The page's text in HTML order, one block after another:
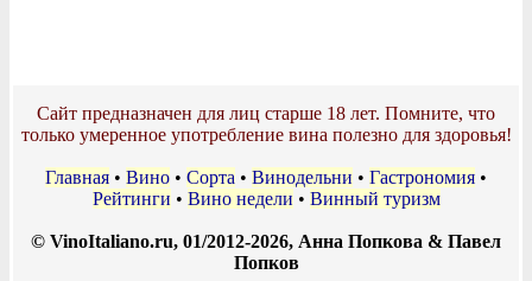
Сайт предназначен для лиц старше 18 лет. Помните, что
только умеренное употребление вина полезно для здоровья!
Главная • Вино • Сорта • Винодельни • Гастрономия •
Рейтинги • Вино недели • Винный туризм
© VinoItaliano.ru, 01/2012-2026, Анна Попкова & Павел
Попков